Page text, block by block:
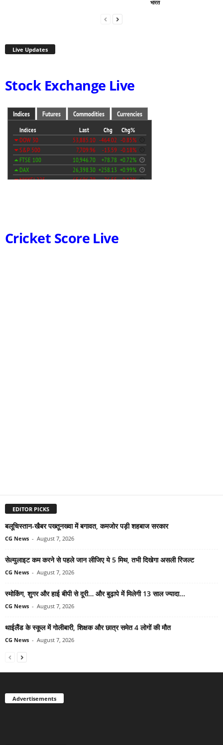
भारत
Live Updates
Stock Exchange Live
Cricket Score Live
EDITOR PICKS
बलूचिस्तान-खैबर पख्तूनख्वा में बगावत, कमजोर पड़ी शहबाज सरकार
CG News - August 7, 2026
सेल्युलाइट कम करने से पहले जान लीजिए ये 5 मिथ, तभी दिखेगा असली रिजल्ट
CG News - August 7, 2026
स्मोकिंग, शुगर और हाई बीपी से दूरी… और बुढ़ापे में मिलेगी 13 साल ज्यादा...
CG News - August 7, 2026
थाईलैंड के स्कूल में गोलीबारी, शिक्षक और छात्र समेत 4 लोगों की मौत
CG News - August 7, 2026
Advertisements